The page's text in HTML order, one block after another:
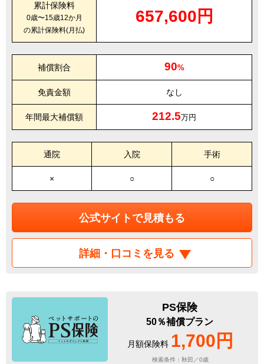
累計保険料
0歳〜15歳12か月
の累計保険料(月払)
657,600円
補償割合 90%
免責金額 なし
年間最大補償額 212.5万円
通院 入院 手術
× ○ ○
公式サイトで見積もる
詳細・口コミを見る
PS保険
50％補償プラン
月額保険料 1,700円
検索条件：秋田／0歳